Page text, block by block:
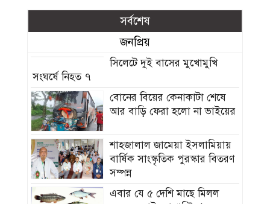
সর্বশেষ
জনপ্রিয়
সিলেটে দুই বাসের মুখোমুখি
সংঘর্ষে নিহত ৭
বোনের বিয়ের কেনাকাটা শেষে
আর বাড়ি ফেরা হলো না ভাইয়ের
শাহজালাল জামেয়া ইসলামিয়ায়
বার্ষিক সাংস্কৃতিক পুরস্কার বিতরণ
সম্পন্ন
এবার যে ৫ দেশি মাছে মিলল